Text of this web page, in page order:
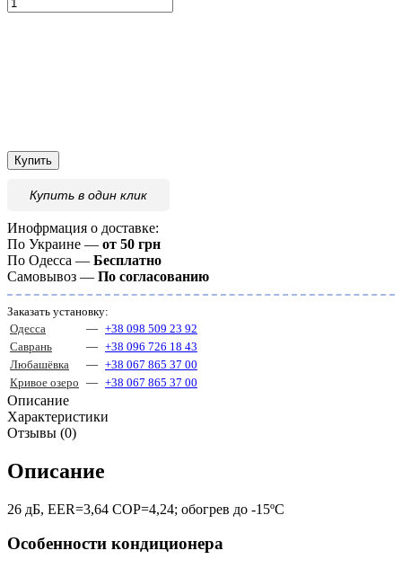
Купить
Купить в один клик
Инофрмация о доставке:
По Украине — от 50 грн
По Одесса — Бесплатно
Самовывоз — По согласованию
Заказать установку:
Одесса
— +38 098 509 23 92
Саврань
— +38 096 726 18 43
Любашёвка
— +38 067 865 37 00
Кривое озеро — +38 067 865 37 00
Описание
Характеристики
Отзывы (0)
Описание
26 дБ, EER=3,64 COP=4,24; обогрев до -15ºС
Особенности кондиционера